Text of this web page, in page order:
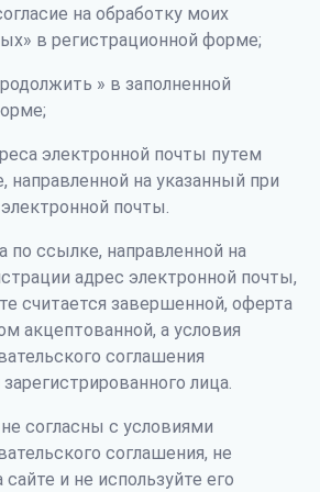
на обработку моих
в регистрационной форме;
» в заполненной
электронной почты путем
направленной на указанный при
почты.
по ссылке, направленной на
адрес электронной почты,
считается завершенной, оферта
акцептованной, а условия
соглашения
лица.
согласны с условиями
соглашения, не
и не используйте его